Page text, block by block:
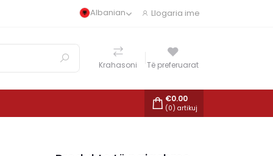
Albanian Llogaria ime
Krahasoni Të preferuarat
€0.00
(0) artikuj